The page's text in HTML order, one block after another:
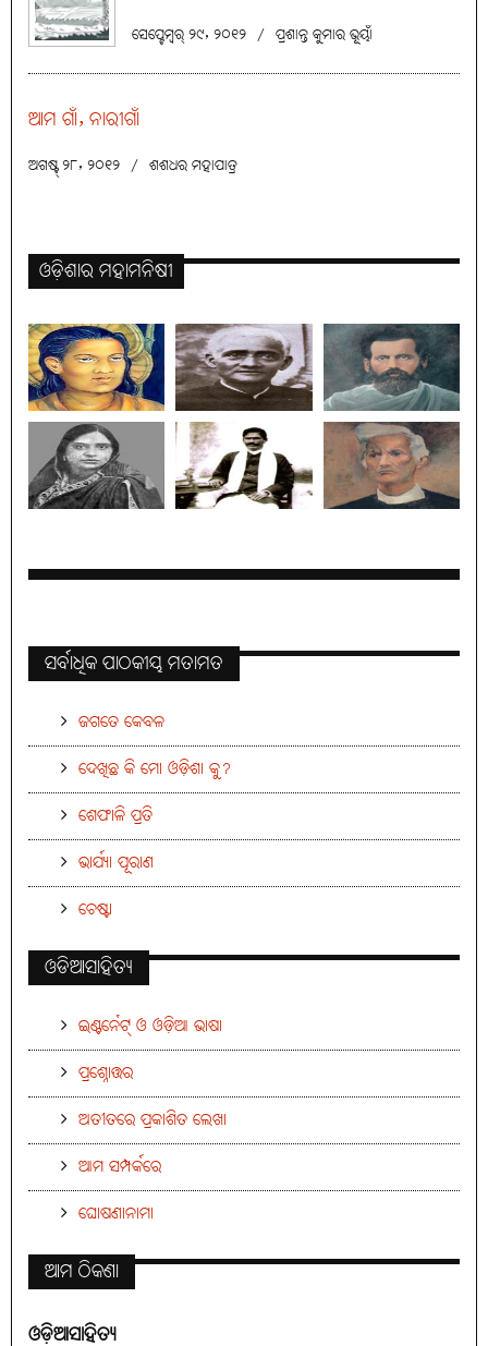
ସେପ୍ଟେମ୍ବର୍ ୨୯, ୨୦୧୨ / ପ୍ରଶାନ୍ତ କୁମାର ଭୂୟାଁ
ଆମ ଗାଁ, ନାରୀଗାଁ
ଅଗଷ୍ଟ୍ ୨୮, ୨୦୧୨ / ଶଶଧର ମହାପାତ୍ର
ଓଡ଼ିଶାର ମହାମନିଷୀ
ସର୍ବାଧିକ ପାଠକୀୟ ମତାମତ
ଜଗତେ କେବଳ
ଦେଖିଛ କି ମୋ ଓଡ଼ିଶା କୁ?
ଶେଫାଳି ପ୍ରତି
ଭାର୍ଯ୍ୟା ପୂରାଣ
ଚେଷ୍ଟା
ଓଡିଆସାହିତ୍ୟ
ଇଣ୍ଟର୍ନେଟ୍ ଓ ଓଡ଼ିଆ ଭାଷା
ପ୍ରଶ୍ନୋତ୍ତର
ଅତୀତରେ ପ୍ରକାଶିତ ଲେଖା
ଆମ ସମ୍ପର୍କରେ
ଘୋଷଣାନାମା
ଆମ ଠିକଣା
ଓଡ଼ିଆସାହିତ୍ୟ